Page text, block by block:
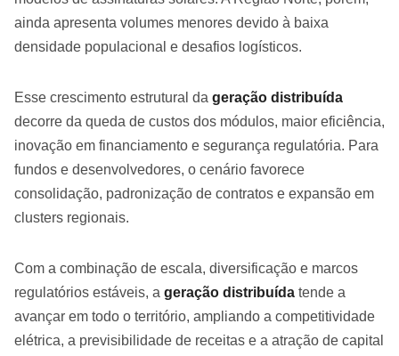
ainda apresenta volumes menores devido à baixa
densidade populacional e desafios logísticos.
Esse crescimento estrutural da geração distribuída
decorre da queda de custos dos módulos, maior eficiência,
inovação em financiamento e segurança regulatória. Para
fundos e desenvolvedores, o cenário favorece
consolidação, padronização de contratos e expansão em
clusters regionais.
Com a combinação de escala, diversificação e marcos
regulatórios estáveis, a geração distribuída tende a
avançar em todo o território, ampliando a competitividade
elétrica, a previsibilidade de receitas e a atração de capital